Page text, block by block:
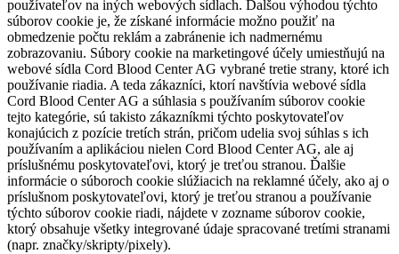
používateľov na iných webových sídlach. Ďalšou výhodou týchto
súborov cookie je, že získané informácie možno použiť na
obmedzenie počtu reklám a zabránenie ich nadmernému
zobrazovaniu. Súbory cookie na marketingové účely umiestňujú na
webové sídla Cord Blood Center AG vybrané tretie strany, ktoré ich
používanie riadia. A teda zákazníci, ktorí navštívia webové sídla
Cord Blood Center AG a súhlasia s používaním súborov cookie
tejto kategórie, sú takisto zákazníkmi týchto poskytovateľov
konajúcich z pozície tretích strán, pričom udelia svoj súhlas s ich
používaním a aplikáciou nielen Cord Blood Center AG, ale aj
príslušnému poskytovateľovi, ktorý je treťou stranou. Ďalšie
informácie o súboroch cookie slúžiacich na reklamné účely, ako aj o
príslušnom poskytovateľovi, ktorý je treťou stranou a používanie
týchto súborov cookie riadi, nájdete v zozname súborov cookie,
ktorý obsahuje všetky integrované údaje spracované tretími stranami
(napr. značky/skripty/pixely).